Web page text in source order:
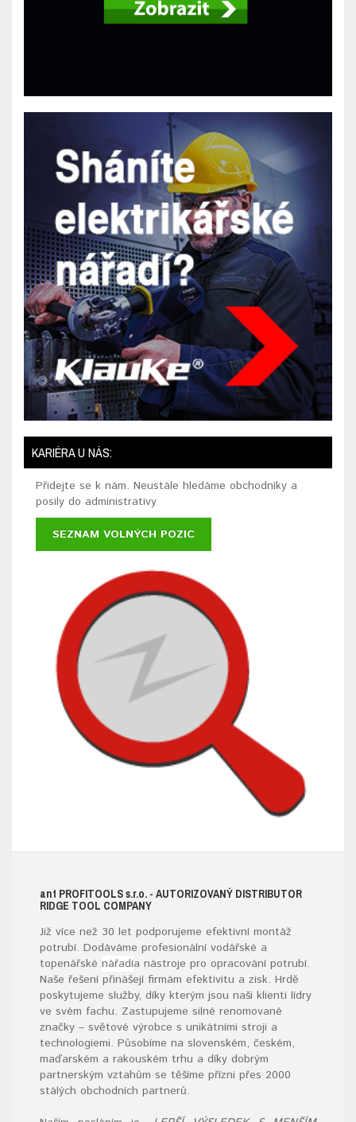
KARIÉRA U NÁS:
Přidejte se k nám. Neustále hledáme obchodníky a
posily do administrativy
SEZNAM VOLNÝCH POZIC
ant PROFITOOLSs.r.o. - AUTORIZOVANÝ DISTRIBUTOR
RIDGE TOOL COMPANY
Již více než 30 let podporujeme efektivní montáž
potrubí. Dodáváme profesionální vodářské a
topenářské nářadía nástroje pro opracování potrubí.
Naše řešení přinášejí firmám efektivitu a zisk. Hrdě
poskytujeme služby, díky kterým jsou naši klienti lídry
ve svém fachu. Zastupujeme silné renomované
značky – světové výrobce s unikátními stroji a
technologiemi. Působíme na slovenském, českém,
maďarském a rakouském trhu a díky dobrým
partnerským vztahům se těšíme přízni přes 2000
stálých obchodních partnerů.